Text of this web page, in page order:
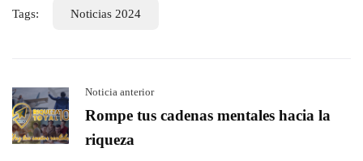
Tags: Noticias 2024
Noticia anterior
Rompe tus cadenas mentales hacia la
riqueza